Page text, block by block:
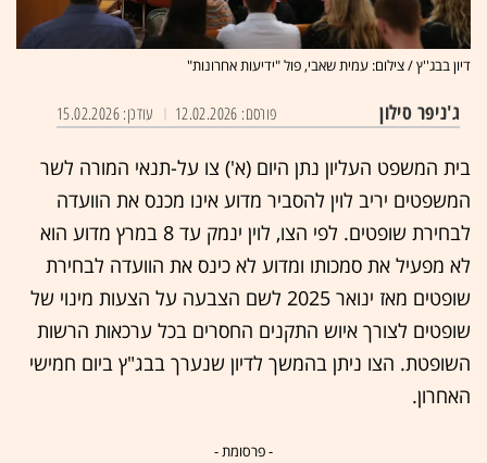
דיון בבג''ץ / צילום: עמית שאבי, פול "ידיעות אחרונות"
ג'ניפר סילון עודכן: 15.02.2026 פורסם: 12.02.2026
בית המשפט העליון נתן היום (א') צו על-תנאי המורה לשר
המשפטים יריב לוין להסביר מדוע אינו מכנס את הוועדה
לבחירת שופטים. לפי הצו, לוין ינמק עד 8 במרץ מדוע הוא
לא מפעיל את סמכותו ומדוע לא כינס את הוועדה לבחירת
שופטים מאז ינואר 2025 לשם הצבעה על הצעות מינוי של
שופטים לצורך איוש התקנים החסרים בכל ערכאות הרשות
השופטת. הצו ניתן בהמשך לדיון שנערך בבג"ץ ביום חמישי
האחרון.
- פרסומת -